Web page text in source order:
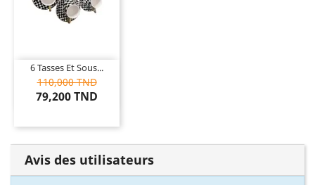
6 Tasses Et Sous...
110,000 TND
79,200 TND
Avis des utilisateurs